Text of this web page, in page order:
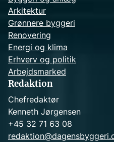
Arkitektur
Grønnere byggeri
Renovering
Energi og klima
Erhverv og politik
Arbejdsmarked
Redaktion
Chefredaktør
Kenneth Jørgensen
+45 32 71 63 08